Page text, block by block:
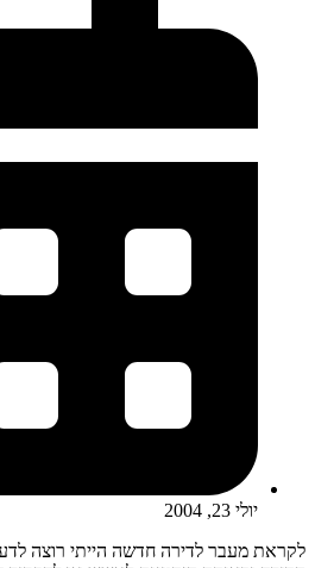
יולי 23, 2004
לקראת מעבר לדירה חדשה הייתי רוצה